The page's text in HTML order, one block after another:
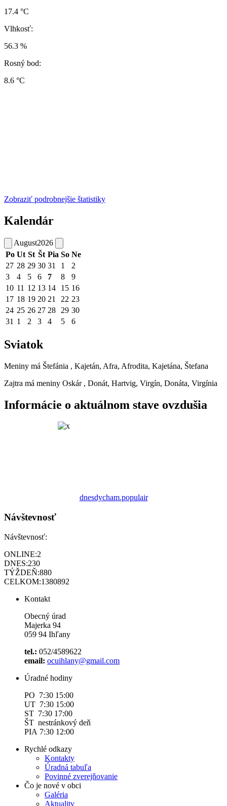
17.4 °C
Vlhkosť:
56.3 %
Rosný bod:
8.6 °C
Zobraziť podrobnejšie štatistiky
Kalendár
August2026
Po Ut St Št Pia So Ne
27 28 29 30 31 1
2
3
4 5 6 7 8
9
10 11 12 13 14 15 16
17 18 19 20 21 22 23
24 25 26 27 28 29 30
31 1 2 3 4 5 6
Sviatok
Meniny má Štefánia , Kajetán, Afra, Afrodita, Kajetána, Štefana
Zajtra má meniny Oskár , Donát, Hartvig, Virgín, Donáta, Virgínia
Informácie o aktuálnom stave ovzdušia
dnesdycham.populair
Návštevnosť
Návštevnosť:
ONLINE:2
DNES:230
TÝŽDEŇ:880
CELKOM:1380892
Kontakt
Obecný úrad
Majerka 94
059 94 Ihľany
tel.: 052/4589622
email: ocuihlany@gmail.com
Úradné hodiny
PO 7:30 15:00
UT 7:30 15:00
ST 7:30 17:00
ŠT nestránkový deň
PIA 7:30 12:00
Rychlé odkazy
Kontakty
Úradná tabuľa
Povinné zverejňovanie
Čo je nové v obci
Galéria
Aktuality